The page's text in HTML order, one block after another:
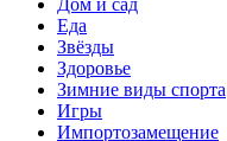
Дом и сад
Еда
Звёзды
Здоровье
Зимние виды спорта
Игры
Импортозамещение